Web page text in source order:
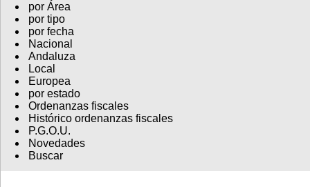
por Área
por tipo
por fecha
Nacional
Andaluza
Local
Europea
por estado
Ordenanzas fiscales
Histórico ordenanzas fiscales
P.G.O.U.
Novedades
Buscar